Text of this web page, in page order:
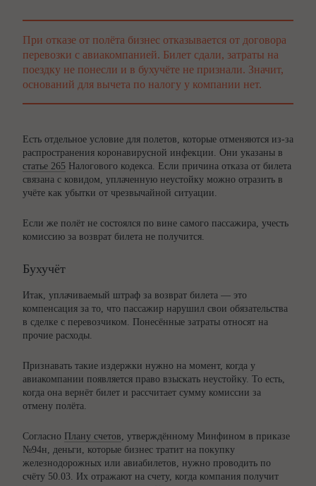
При отказе от полёта бизнес отказывается от договора
перевозки с авиакомпанией. Билет сдали, затраты на
поездку не понесли и в бухучёте не признали. Значит,
оснований для вычета по налогу у компании нет.
Есть отдельное условие для полетов, которые отменяются из-за
распространения коронавирусной инфекции. Они указаны в
статье 265 Налогового кодекса. Если причина отказа от билета
связана с ковидом, уплаченную неустойку можно отразить в
учёте как убытки от чрезвычайной ситуации.
Если же полёт не состоялся по вине самого пассажира, учесть
комиссию за возврат билета не получится.
Бухучёт
Итак, уплачиваемый штраф за возврат билета — это
компенсация за то, что пассажир нарушил свои обязательства
в сделке с перевозчиком. Понесённые затраты относят на
прочие расходы.
Признавать такие издержки нужно на момент, когда у
авиакомпании появляется право взыскать неустойку. То есть,
когда она вернёт билет и рассчитает сумму комиссии за
отмену полёта.
Согласно Плану счетов, утверждённому Минфином в приказе
№94н, деньги, которые бизнес тратит на покупку
железнодорожных или авиабилетов, нужно проводить по
счёту 50.03. Их отражают на счету, когда компания получит